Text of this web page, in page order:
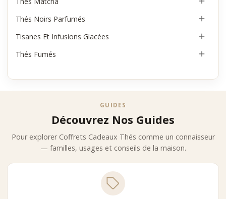
Thés Noirs Parfumés 
Tisanes Et Infusions Glacées 
Thés Fumés 
GUIDES
Découvrez Nos Guides
Pour explorer Coffrets Cadeaux Thés comme un connaisseur
— familles, usages et conseils de la maison.